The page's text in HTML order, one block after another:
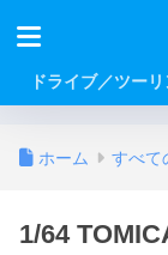
ドライブ／ツー
ホーム すべて
1/64